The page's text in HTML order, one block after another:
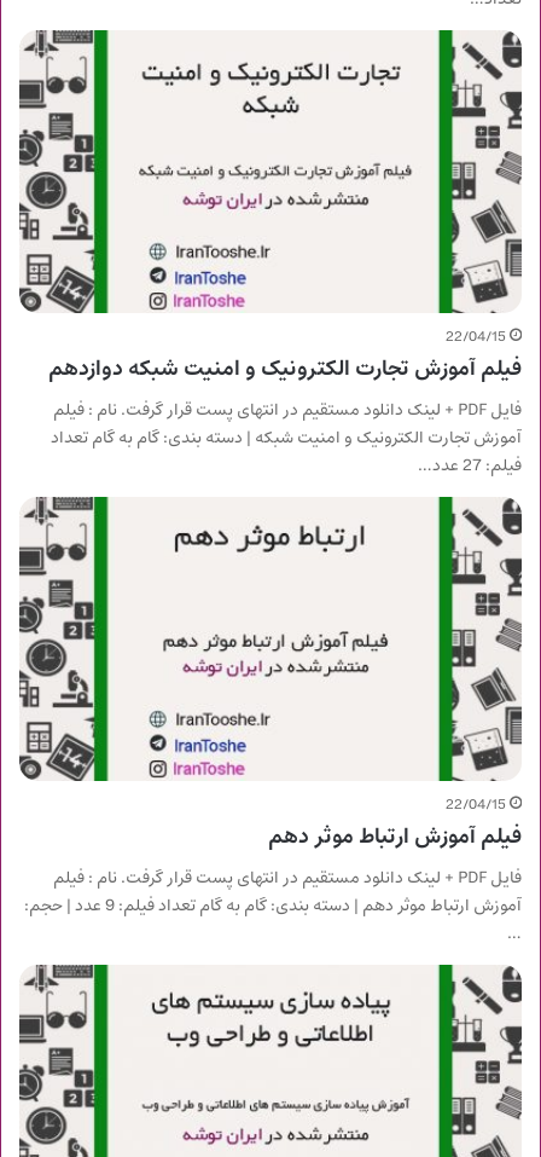
22/04/15
فیلم آموزش تجارت الکترونیک و امنیت شبکه دوازدهم
فایل PDF + لینک دانلود مستقیم در انتهای پست قرار گرفت. نام : فیلم
آموزش تجارت الکترونیک و امنیت شبکه | دسته بندی: گام به گام تعداد
فیلم: 27 عدد…
22/04/15
فیلم آموزش ارتباط موثر دهم
فایل PDF + لینک دانلود مستقیم در انتهای پست قرار گرفت. نام : فیلم
آموزش ارتباط موثر دهم | دسته بندی: گام به گام تعداد فیلم: 9 عدد | حجم:
…